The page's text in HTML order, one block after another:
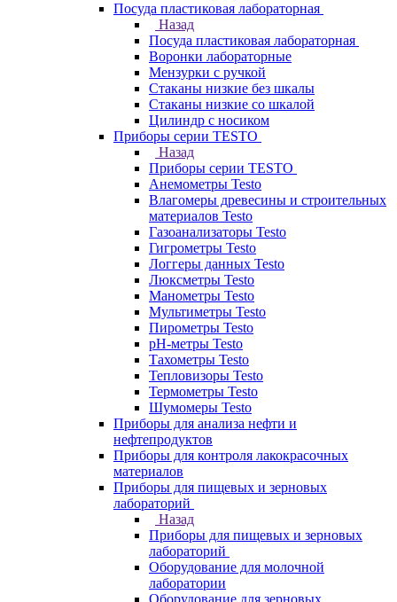
Посуда пластиковая лабораторная
Назад
Посуда пластиковая лабораторная
Воронки лабораторные
Мензурки с ручкой
Стаканы низкие без шкалы
Стаканы низкие со шкалой
Цилиндр с носиком
Приборы серии TESTO
Назад
Приборы серии TESTO
Анемометры Testo
Влагомеры древесины и строительных
материалов Testo
Газоанализаторы Testo
Гигрометры Testo
Логгеры данных Testo
Люксметры Testo
Манометры Testo
Мультиметры Testo
Пирометры Testo
pH-метры Testo
Тахометры Testo
Тепловизоры Testo
Термометры Testo
Шумомеры Testo
Приборы для анализа нефти и
нефтепродуктов
Приборы для контроля лакокрасочных
материалов
Приборы для пищевых и зерновых
лабораторий
Назад
Приборы для пищевых и зерновых
лабораторий
Оборудование для молочной
лаборатории
Оборудование для зерновых